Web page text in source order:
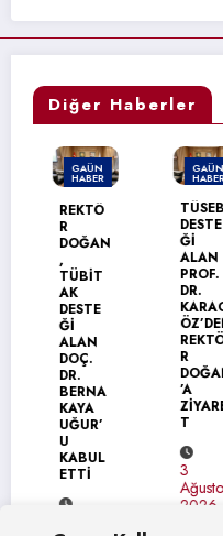
Diğer Haberler
GAÜN
HABER
REKTÖ
DOĞAN
TÜBİT
AK
DESTE
ALAN
DOÇ.
DR.
BERNA
KAYA
UĞUR’
KABUL
ETTİ
GAÜN
HABER
TÜSEB
DESTE
ALAN
PROF.
DR.
KARAG
ÖZ’DEN
REKTÖ
DOĞAN
ZİYARE
Ağustos
2026